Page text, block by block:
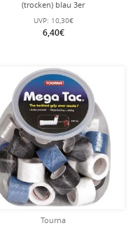
(trocken) blau 3er
UVP: 10,30€
6,40€
Tourna